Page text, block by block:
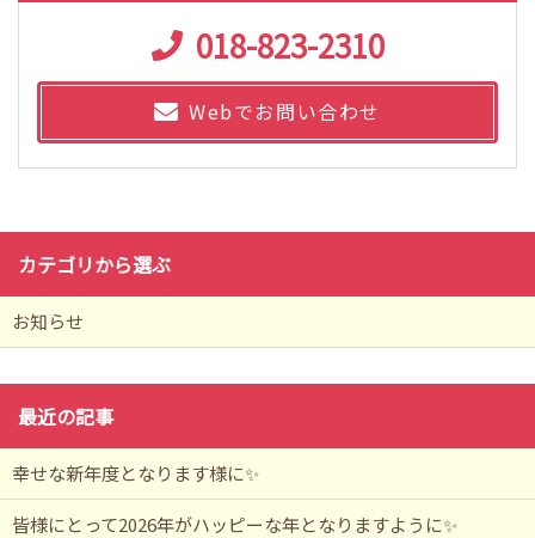
018-823-2310
Webでお問い合わせ
カテゴリから選ぶ
お知らせ
最近の記事
幸せな新年度となります様に✨️
皆様にとって2026年がハッピーな年となりますように✨️